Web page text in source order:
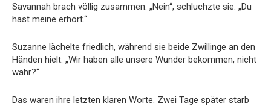
Savannah brach völlig zusammen. „Nein“, schluchzte sie. „Du
hast meine erhört.“
Suzanne lächelte friedlich, während sie beide Zwillinge an den
Händen hielt. „Wir haben alle unsere Wunder bekommen, nicht
wahr?“
Das waren ihre letzten klaren Worte. Zwei Tage später starb